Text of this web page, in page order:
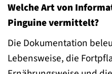
Welche Art von
Pinguine vermittelt?
Die Dokumentation
Lebensweise, die